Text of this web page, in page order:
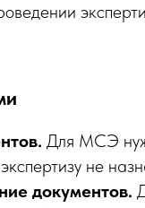
Для МСЭ
не
документов.